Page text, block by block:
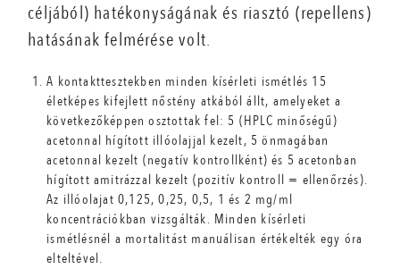
céljából) hatékonyságának és riasztó (repellens)
hatásának felmérése volt.
A kontakttesztekben minden kísérleti ismétlés 15
életképes kifejlett nőstény atkából állt, amelyeket a
következőképpen osztottak fel: 5 (HPLC minőségű)
acetonnal hígított illóolajjal kezelt, 5 önmagában
acetonnal kezelt (negatív kontrollként) és 5 acetonban
hígított amitrázzal kezelt (pozitív kontroll = ellenőrzés).
Az illóolajat 0,125, 0,25, 0,5, 1 és 2 mg/ml
koncentrációkban vizsgálták. Minden kísérleti
ismétlésnél a mortalitást manuálisan értékelték egy óra
elteltével.